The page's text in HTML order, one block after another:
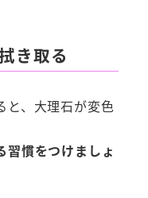
き取る
と、大理石が変色
習慣をつけましょ